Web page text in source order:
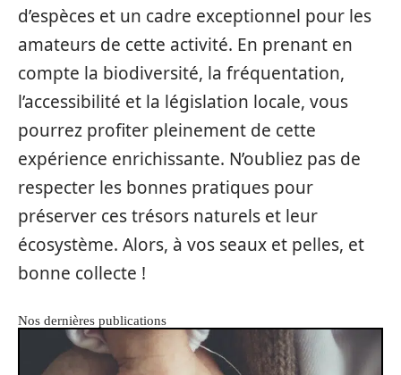
d’espèces et un cadre exceptionnel pour les
amateurs de cette activité. En prenant en
compte la biodiversité, la fréquentation,
l’accessibilité et la législation locale, vous
pourrez profiter pleinement de cette
expérience enrichissante. N’oubliez pas de
respecter les bonnes pratiques pour
préserver ces trésors naturels et leur
écosystème. Alors, à vos seaux et pelles, et
bonne collecte !
Nos dernières publications